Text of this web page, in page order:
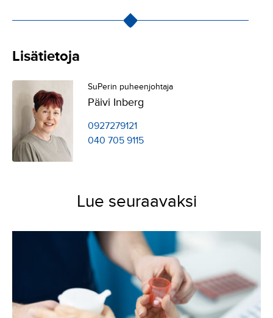
Lisätietoja
SuPerin puheenjohtaja
Päivi Inberg
0927279121
040 705 9115
Lue seuraavaksi